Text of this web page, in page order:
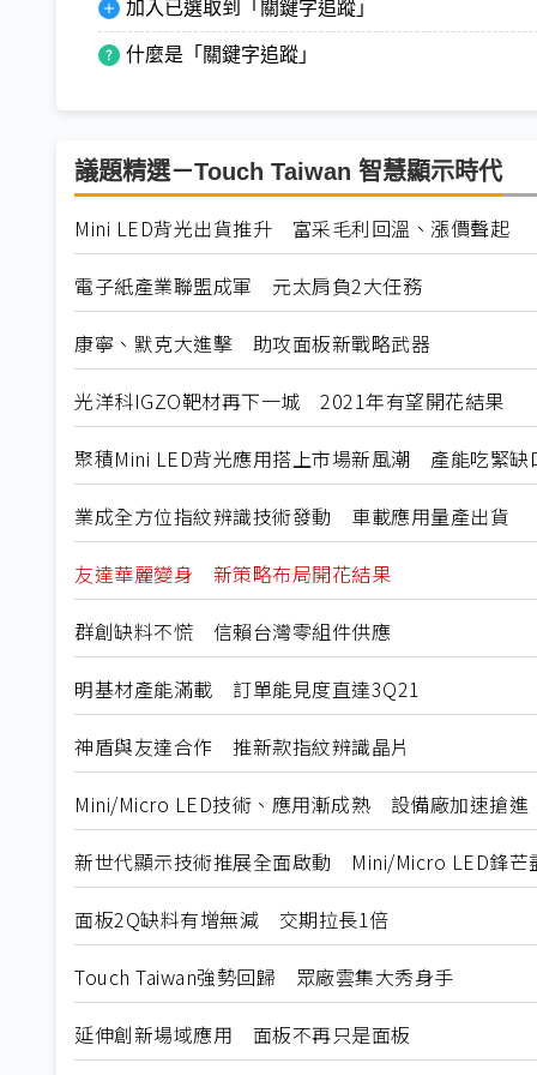
加入已選取到「關鍵字追蹤」
什麼是「關鍵字追蹤」
議題精選－Touch Taiwan 智慧顯示時代
Mini LED背光出貨推升 富采毛利回溫、漲價聲起
電子紙產業聯盟成軍 元太肩負2大任務
康寧、默克大進擊 助攻面板新戰略武器
光洋科IGZO靶材再下一城 2021年有望開花結果
聚積Mini LED背光應用搭上市場新風潮 產能吃緊缺
業成全方位指紋辨識技術發動 車載應用量產出貨
友達華麗變身 新策略布局開花結果
群創缺料不慌 信賴台灣零組件供應
明基材產能滿載 訂單能見度直達3Q21
神盾與友達合作 推新款指紋辨識晶片
Mini/Micro LED技術、應用漸成熟 設備廠加速搶進
新世代顯示技術推展全面啟動 Mini/Micro LED鋒芒
面板2Q缺料有增無減 交期拉長1倍
Touch Taiwan強勢回歸 眾廠雲集大秀身手
延伸創新場域應用 面板不再只是面板